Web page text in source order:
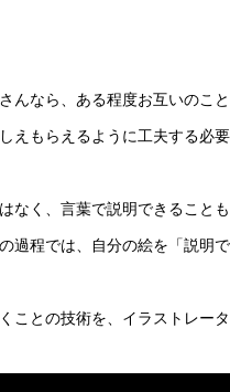
んなら、ある程度お互いのこ
えもらえるように工夫する必
なく、言葉で説明できること
過程では、自分の絵を「説明
ことの技術を、イラストレー